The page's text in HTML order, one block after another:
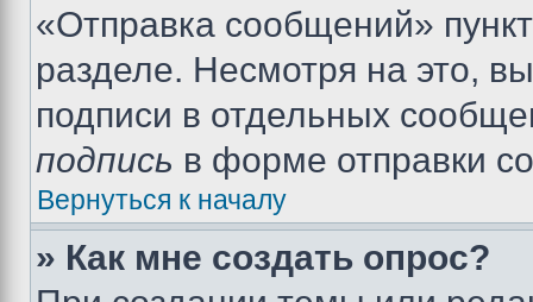
«Отправка сообщений»
разделе. Несмотря на это,
подписи в отдельных
подпись в форме отправки
Вернуться к началу
» Как мне создать опрос?